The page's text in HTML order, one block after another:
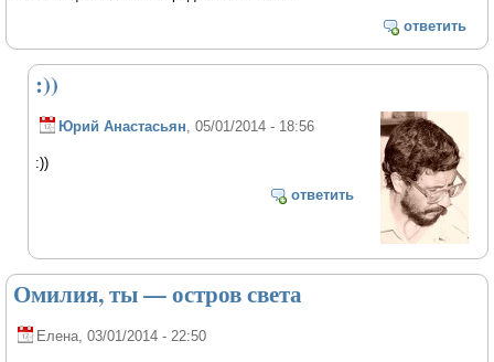
ответить
:))
Юрий Анастасьян, 05/01/2014 - 18:56
:))
ответить
Омилия, ты — остров света
Елена , 03/01/2014 - 22:50